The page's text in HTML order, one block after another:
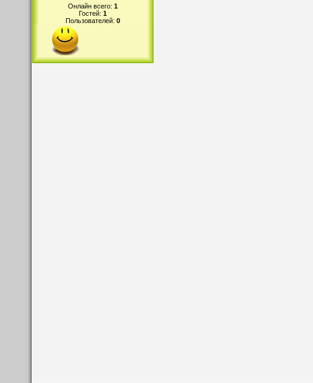
Онлайн всего: 1
Гостей: 1
Пользователей: 0